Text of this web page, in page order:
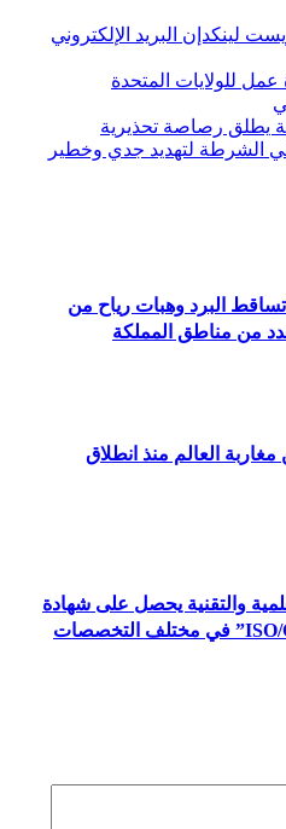
لينكدإن البريد الإلكتروني
للولايات المتحدة
رصاصة تحذيرية
لتهديد جدي وخطير
البرد وهبات رياح من
من مناطق المملكة
مليون من مغاربة العالم منذ انطلاق
والتقنية يحصل على شهادة
الاعتماد الدولي “ISO/CEI 17025” في مختلف التخصصات